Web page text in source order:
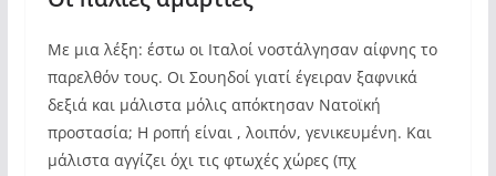
Με μια λέξη: έστω οι Ιταλοί νοστάλγησαν αίφνης το
παρελθόν τους. Οι Σουηδοί γιατί έγειραν ξαφνικά
δεξιά και μάλιστα μόλις απόκτησαν Νατοϊκή
προστασία; Η ροπή είναι , λοιπόν, γενικευμένη. Και
μάλιστα αγγίζει όχι τις φτωχές χώρες (πχ